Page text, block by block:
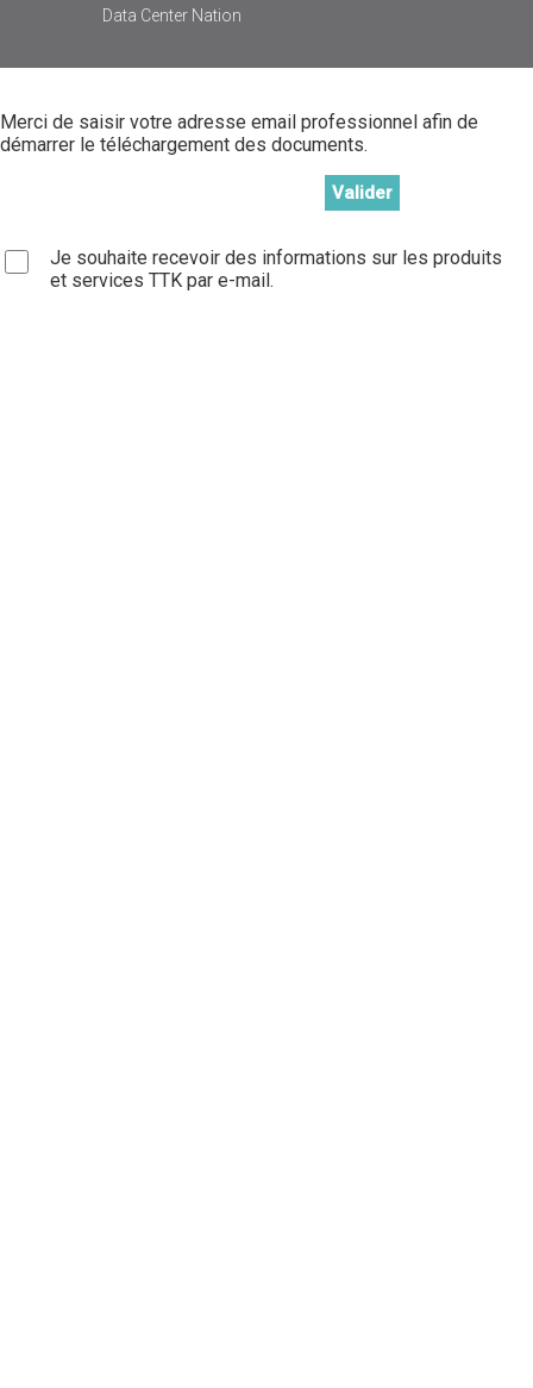
Data Center Nation
Merci de saisir votre adresse email professionnel afin de
démarrer le téléchargement des documents.
Je souhaite recevoir des informations sur les produits
et services TTK par e-mail.